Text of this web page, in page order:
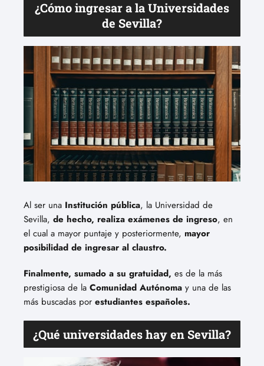
¿Cómo ingresar a la Universidades
de Sevilla?
Al ser una Institución pública, la Universidad de
Sevilla, de hecho, realiza exámenes de ingreso, en
el cual a mayor puntaje y posteriormente, mayor
posibilidad de ingresar al claustro.
Finalmente, sumado a su gratuidad, es de la más
prestigiosa de la Comunidad Autónoma y una de las
más buscadas por estudiantes españoles.
¿Qué universidades hay en Sevilla?